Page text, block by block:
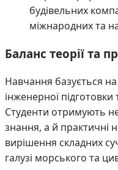
будівельних
міжнародних та
Баланс теорії та
Навчання базується
інженерної
Студенти отримують
знання, а й практичні
вирішення складних
галузі морського та